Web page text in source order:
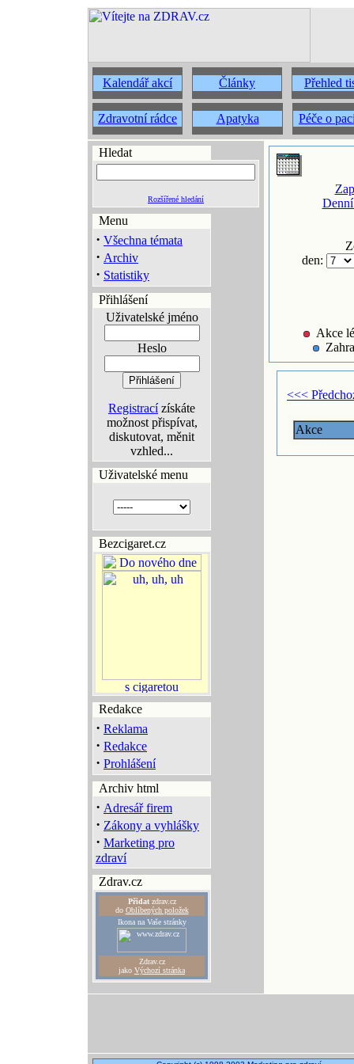
Kalendář akcí Články Přehled
Zdravotní rádce Apatyka Péče o
Hledat
Rozšířené hledání
Menu
· Všechna témata
· Archiv
· Statistiky
Přihlášení
Uživatelské jméno
Heslo
Registracízískáte
možnost přispívat,
diskutovat, měnit
vzhled...
Uživatelské menu
Bezcigaret.cz
Redakce
· Reklama
· Redakce
· Prohlášení
Archiv html
· Adresář firem
· Zákony a vyhlášky
· Marketing pro
zdraví
Zdrav.cz
Přidatzdrav.cz
do Oblíbených položek
Ikona na Vaše stránky
Zdrav.cz
jako Výchozí stránka
den:
Akce
<<<
Akce